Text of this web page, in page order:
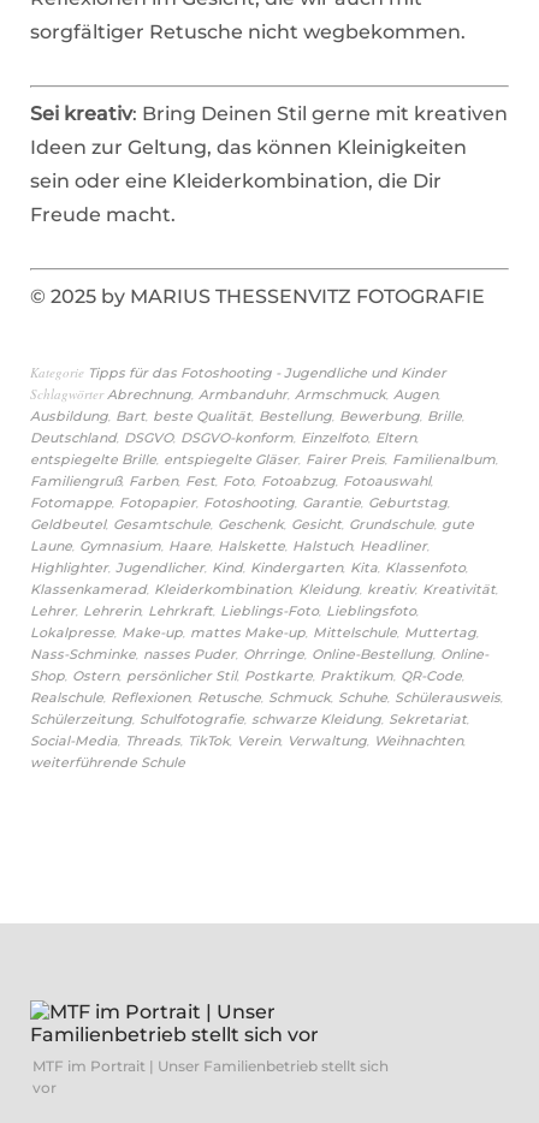
sorgfältiger Retusche nicht wegbekommen.
Sei kreativ: Bring Deinen Stil gerne mit kreativen
Ideen zur Geltung, das können Kleinigkeiten
sein oder eine Kleiderkombination, die Dir
Freude macht.
© 2025 by MARIUS THESSENVITZ FOTOGRAFIE
Kategorie Tipps für das Fotoshooting - Jugendliche und Kinder
Schlagwörter Abrechnung Armbanduhr, Armschmuck, Augen,
Ausbildung Bart beste Qualität Bestellung Bewerbung Brille
Deutschland, DSGVO, DSGVO-konform Einzelfoto, Eltern,
entspiegelte Brille entspiegelte Gläser, Fairer Preis Familienalbum
Familiengruß, Farben, Fest Foto, Fotoabzug Fotoauswahl,
Fotomappe Fotopapier, Fotoshooting Garantie Geburtstag
Geldbeutel, Gesamtschule Geschenk, Gesicht Grundschule gute
Laune Gymnasium Haare Halskette Halstuch, Headliner,
Highlighter, Jugendlicher, Kind, Kindergarten, Kita Klassenfoto,
Klassenkamerad, Kleiderkombination, Kleidung kreativ, Kreativität
Lehrer, Lehrerin, Lehrkraft Lieblings-Foto, Lieblingsfoto,
Lokalpresse Make-up mattes Make-up Mittelschule Muttertag
Nass-Schminke nasses Puder, Ohrringe Online-Bestellung Online-
Shop Ostern, persönlicher Stil, Postkarte Praktikum QR-Code
Realschule Reflexionen, Retusche Schmuck, Schuhe Schülerausweis
Schülerzeitung Schulfotografie schwarze Kleidung Sekretariat
Social-Media Threads TikTok, Verein, Verwaltung Weihnachten,
weiterführende Schule
MTF im Portrait | Unser Familienbetrieb stellt sich
vor